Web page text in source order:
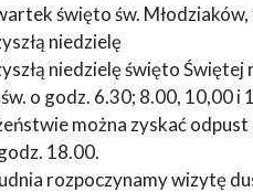
święto św.
niedzielę
niedzielę święto
o godz. 6.30; 8.00, 10,00 i
można zyskać
18.00.
rozpoczynamy wizytę